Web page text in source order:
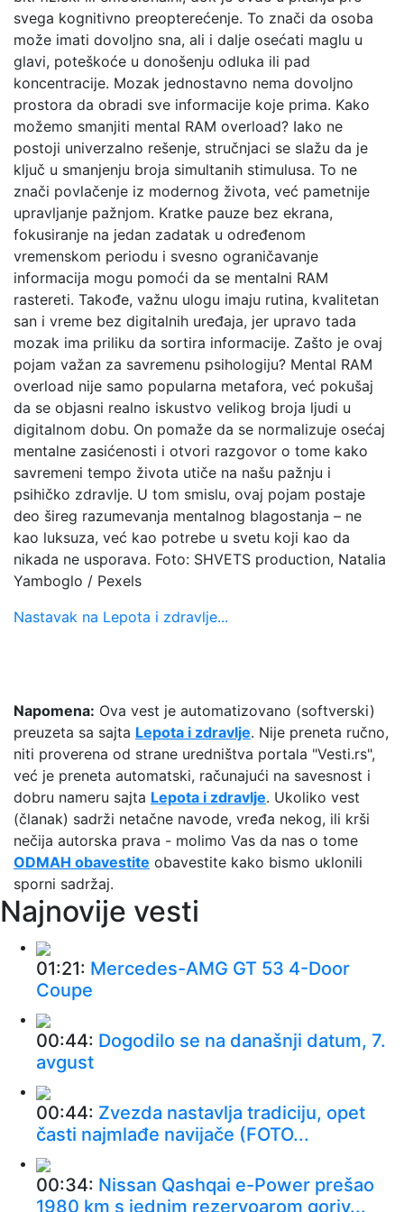
svega kognitivno preopterećenje. To znači da osoba
može imati dovoljno sna, ali i dalje osećati maglu u
glavi, poteškoće u donošenju odluka ili pad
koncentracije. Mozak jednostavno nema dovoljno
prostora da obradi sve informacije koje prima. Kako
možemo smanjiti mental RAM overload? Iako ne
postoji univerzalno rešenje, stručnjaci se slažu da je
ključ u smanjenju broja simultanih stimulusa. To ne
znači povlačenje iz modernog života, već pametnije
upravljanje pažnjom. Kratke pauze bez ekrana,
fokusiranje na jedan zadatak u određenom
vremenskom periodu i svesno ograničavanje
informacija mogu pomoći da se mentalni RAM
rastereti. Takođe, važnu ulogu imaju rutina, kvalitetan
san i vreme bez digitalnih uređaja, jer upravo tada
mozak ima priliku da sortira informacije. Zašto je ovaj
pojam važan za savremenu psihologiju? Mental RAM
overload nije samo popularna metafora, već pokušaj
da se objasni realno iskustvo velikog broja ljudi u
digitalnom dobu. On pomaže da se normalizuje osećaj
mentalne zasićenosti i otvori razgovor o tome kako
savremeni tempo života utiče na našu pažnju i
psihičko zdravlje. U tom smislu, ovaj pojam postaje
deo šireg razumevanja mentalnog blagostanja – ne
kao luksuza, već kao potrebe u svetu koji kao da
nikada ne usporava. Foto: SHVETS production, Natalia
Yamboglo / Pexels
Nastavak na Lepota i zdravlje...
Napomena: Ova vest je automatizovano (softverski)
preuzeta sa sajta Lepota i zdravlje. Nije preneta ručno,
niti proverena od strane uredništva portala "Vesti.rs",
već je preneta automatski, računajući na savesnost i
dobru nameru sajta Lepota i zdravlje. Ukoliko vest
(članak) sadrži netačne navode, vređa nekog, ili krši
nečija autorska prava - molimo Vas da nas o tome
ODMAH obavestite obavestite kako bismo uklonili
sporni sadržaj.
Najnovije vesti
01:21: Mercedes-AMG GT 53 4-Door
Coupe
00:44: Dogodilo se na današnji datum, 7.
avgust
00:44: Zvezda nastavlja tradiciju, opet
časti najmlađe navijače (FOTO...
00:34: Nissan Qashqai e-Power prešao
1980 km s jednim rezervoarom goriv...